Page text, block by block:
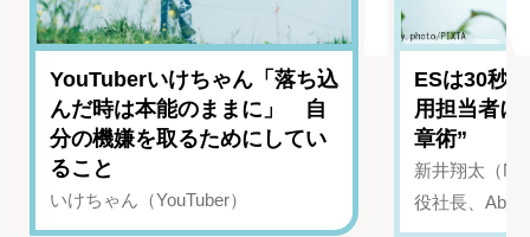
YouTuberいけちゃん「落ち込
んだ時は本能のままに」 自
分の機嫌を取るためにしてい
ること
いけちゃん（YouTuber）
ESは30秒
用担当者に
章術”
新井翔太（
役社長、